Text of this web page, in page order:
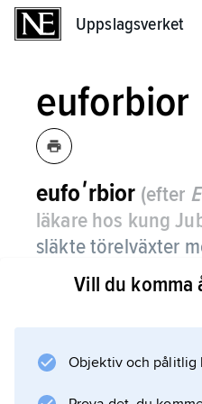
Uppslagsverket
euforbior
eufoʹrbior (efter
läkare hos kung
släkte törelväxter
ett-, två- eller
många
gröna.
Arterna är utbredda
Vill du komma
Objektiv och pålitlig